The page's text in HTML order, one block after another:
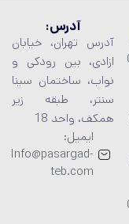
آدرس:
آدرس تهران، خیابان
ازادی، بین رودکی و
نواب، ساختمان سینا
سنتر، طبقه زیر
همکف، واحد 18
ایمیل:
Info@pasargad-
teb.com